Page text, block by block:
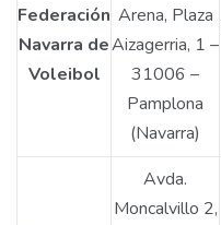
Federación
Navarra de
Voleibol
Arena, Plaza
Aizagerria, 1 –
31006 –
Pamplona
(Navarra)
Avda.
Moncalvillo 2,